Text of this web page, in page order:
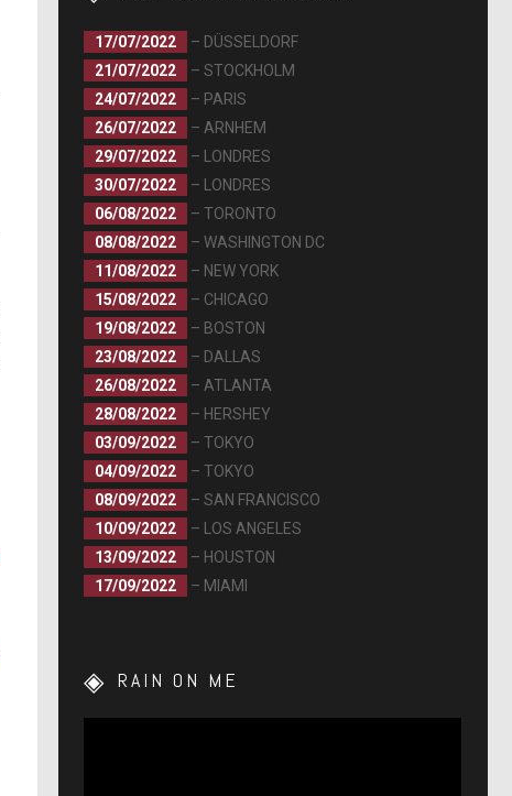
17/07/2022
– DÜSSELDORF
21/07/2022
– STOCKHOLM
24/07/2022
– PARIS
26/07/2022
– ARNHEM
29/07/2022
– LONDRES
30/07/2022
– LONDRES
06/08/2022
– TORONTO
08/08/2022
– WASHINGTON DC
11/08/2022
– NEW YORK
15/08/2022
– CHICAGO
19/08/2022
– BOSTON
23/08/2022
– DALLAS
26/08/2022
– ATLANTA
28/08/2022
– HERSHEY
03/09/2022
– TOKYO
04/09/2022
– TOKYO
08/09/2022
– SAN FRANCISCO
10/09/2022
– LOS ANGELES
13/09/2022
– HOUSTON
17/09/2022
– MIAMI
RAIN ON ME